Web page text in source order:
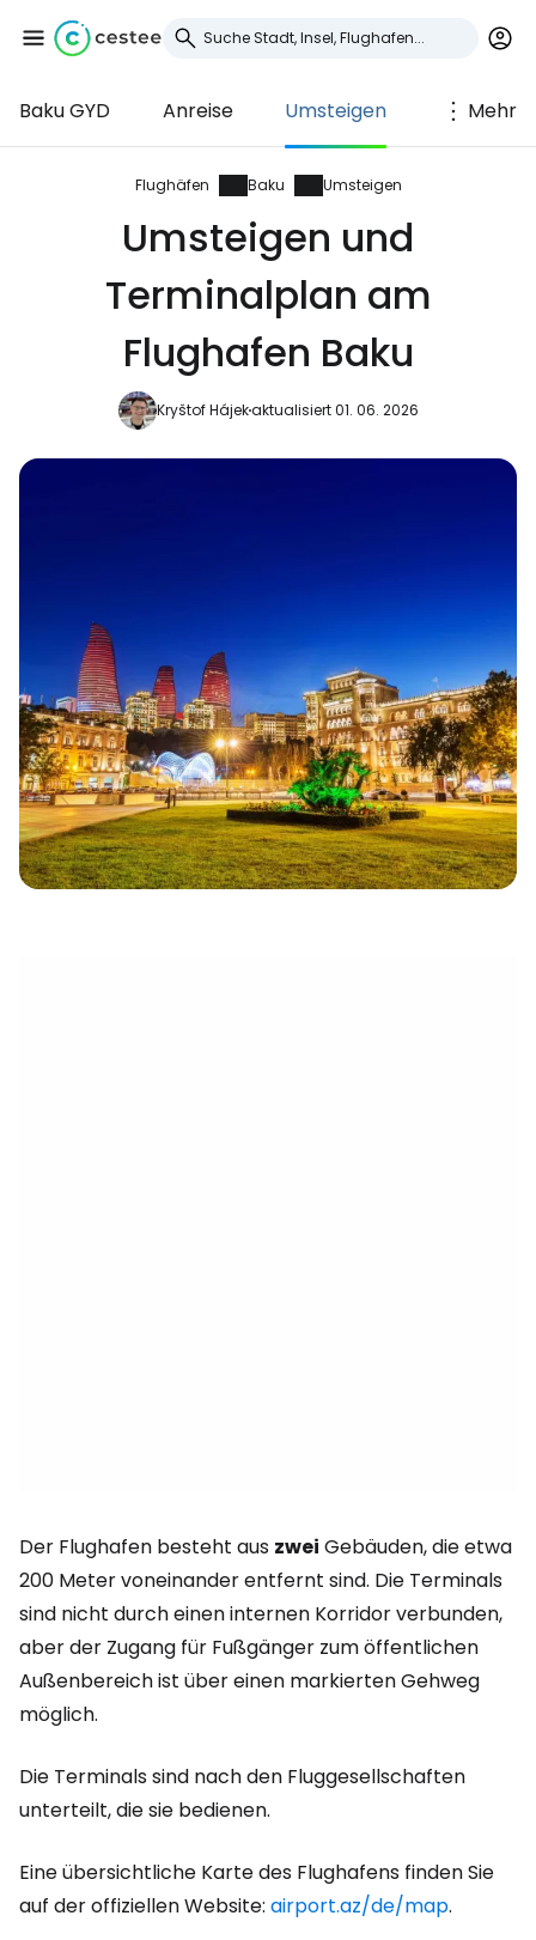
Baku GYD Anreise Umsteigen Mehr
Flughäfen Baku Umsteigen
Umsteigen und
Terminalplan am
Flughafen Baku
Kryštof Hájekaktualisiert 01. 06. 2026
Der Flughafen besteht aus zwei Gebäuden, die etwa
200 Meter voneinander entfernt sind. Die Terminals
sind nicht durch einen internen Korridor verbunden,
aber der Zugang für Fußgänger zum öffentlichen
Außenbereich ist über einen markierten Gehweg
möglich.
Die Terminals sind nach den Fluggesellschaften
unterteilt, die sie bedienen.
Eine übersichtliche Karte des Flughafens finden Sie
auf der offiziellen Website: airport.az/de/map.
Anmeldung bei
Cestee
... die weltweite Reise-Community
Weiter mit Google
Weiter mit Facebook